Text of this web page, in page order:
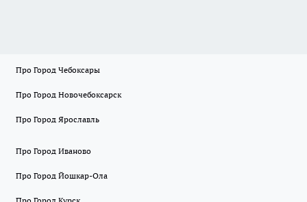
Про Город Чебоксары
Про Город Новочебоксарск
Про Город Ярославль
Про Город Иваново
Про Город Йошкар-Ола